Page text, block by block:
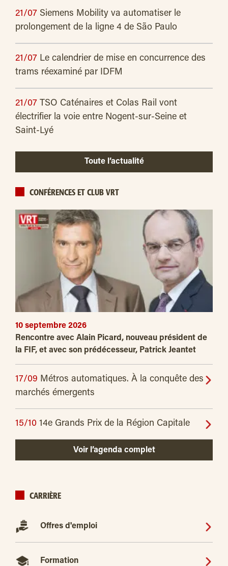
21/07 Siemens Mobility va automatiser le
prolongement de la ligne 4 de São Paulo
21/07 Le calendrier de mise en concurrence des
trams réexaminé par IDFM
21/07
TSO Caténaires et Colas Rail vont
électrifier la voie entre Nogent-sur-Seine et
Saint-Lyé
Toute l’actualité
CONFÉRENCES ET CLUB VRT
10 septembre 2026
Rencontre avec Alain Picard, nouveau président de
la FIF, et avec son prédécesseur, Patrick Jeantet
17/09 Métros automatiques. À la conquête des
marchés émergents
15/10 14e Grands Prix de la Région Capitale
Voir l’agenda complet
CARRIÈRE
Offres d'emploi
Formation